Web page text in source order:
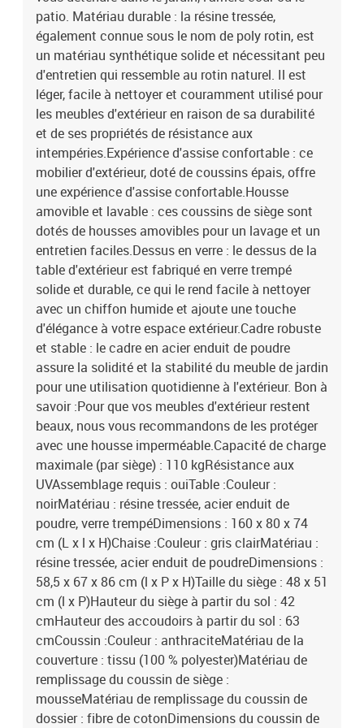
patio. Matériau durable : la résine tressée,
également connue sous le nom de poly rotin, est
un matériau synthétique solide et nécessitant peu
d'entretien qui ressemble au rotin naturel. Il est
léger, facile à nettoyer et couramment utilisé pour
les meubles d'extérieur en raison de sa durabilité
et de ses propriétés de résistance aux
intempéries.Expérience d'assise confortable : ce
mobilier d'extérieur, doté de coussins épais, offre
une expérience d'assise confortable.Housse
amovible et lavable : ces coussins de siège sont
dotés de housses amovibles pour un lavage et un
entretien faciles.Dessus en verre : le dessus de la
table d'extérieur est fabriqué en verre trempé
solide et durable, ce qui le rend facile à nettoyer
avec un chiffon humide et ajoute une touche
d'élégance à votre espace extérieur.Cadre robuste
et stable : le cadre en acier enduit de poudre
assure la solidité et la stabilité du meuble de jardin
pour une utilisation quotidienne à l'extérieur. Bon à
savoir :Pour que vos meubles d'extérieur restent
beaux, nous vous recommandons de les protéger
avec une housse imperméable.Capacité de charge
maximale (par siège) : 110 kgRésistance aux
UVAssemblage requis : ouiTable :Couleur :
noirMatériau : résine tressée, acier enduit de
poudre, verre trempéDimensions : 160 x 80 x 74
cm (L x l x H)Chaise :Couleur : gris clairMatériau :
résine tressée, acier enduit de poudreDimensions :
58,5 x 67 x 86 cm (l x P x H)Taille du siège : 48 x 51
cm (l x P)Hauteur du siège à partir du sol : 42
cmHauteur des accoudoirs à partir du sol : 63
cmCoussin :Couleur : anthraciteMatériau de la
couverture : tissu (100 % polyester)Matériau de
remplissage du coussin de siège :
mousseMatériau de remplissage du coussin de
dossier : fibre de cotonDimensions du coussin de